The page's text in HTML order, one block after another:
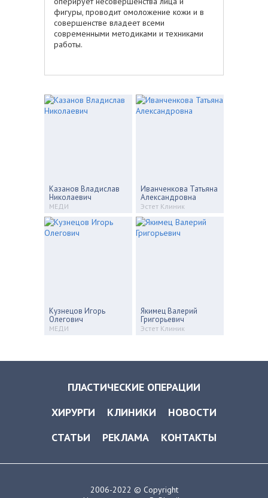
фигуры, проводит омоложение кожи и в
совершенстве владеет всеми
современными методиками и техниками
работы.
Казанов Владислав
Николаевич
МЕДИ
Иванченкова Татьяна
Александровна
Эстет Клиник
Кузнецов Игорь
Олегович
МЕДИ
Якимец Валерий
Григорьевич
Эстет Клиник
ПЛАСТИЧЕСКИЕ ОПЕРАЦИИ
ХИРУРГИ
КЛИНИКИ
НОВОСТИ
СТАТЬИ
РЕКЛАМА КОНТАКТЫ
2006-2022 © Copyright